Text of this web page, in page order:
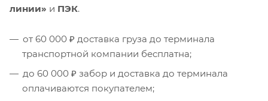
линии» и ПЭК.
от 60 000 ₽ доставка груза до терминала
транспортной компании бесплатна;
до 60 000 ₽ забор и доставка до терминала
оплачиваются покупателем;